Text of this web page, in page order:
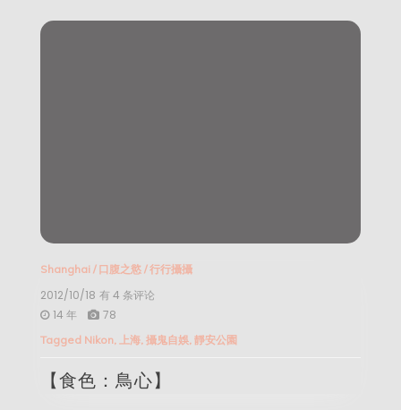
Shanghai/ 口腹之慾/行行攝攝
2012/10/18 【食
色：
心】
有 4 条评论
14 年
78
Tagged Nikon, 上海, 攝鬼自娛, 靜安公園
【食色：鳥心】